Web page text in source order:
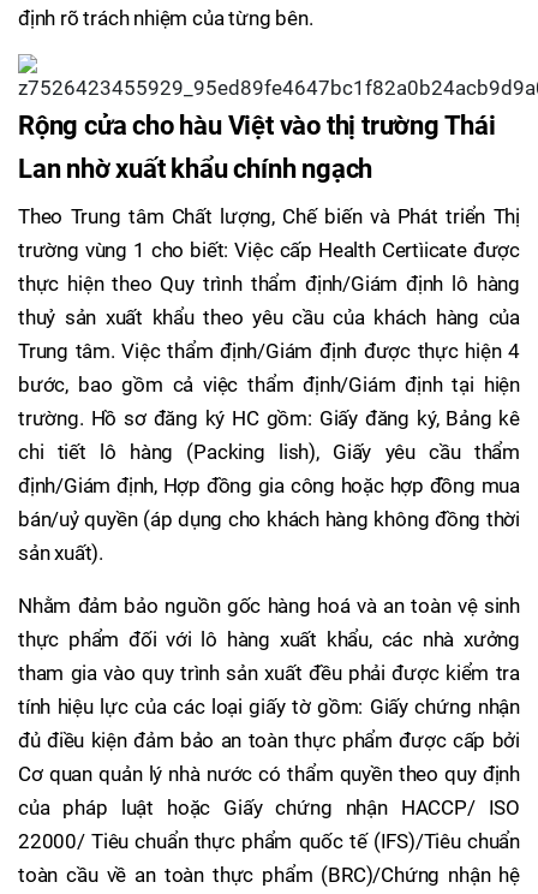
định rõ trách nhiệm của từng bên.
Rộng cửa cho hàu Việt vào thị trường Thái
Lan nhờ xuất khẩu chính ngạch
Theo Trung tâm Chất lượng, Chế biến và Phát triển Thị
trường vùng 1 cho biết: Việc cấp Health Certìicate được
thực hiện theo Quy trình thẩm định/Giám định lô hàng
thuỷ sản xuất khẩu theo yêu cầu của khách hàng của
Trung tâm. Việc thẩm định/Giám định được thực hiện 4
bước, bao gồm cả việc thẩm định/Giám định tại hiện
trường. Hồ sơ đăng ký HC gồm: Giấy đăng ký, Bảng kê
chi tiết lô hàng (Packing lish), Giấy yêu cầu thẩm
định/Giám định, Hợp đồng gia công hoặc hợp đồng mua
bán/uỷ quyền (áp dụng cho khách hàng không đồng thời
sản xuất).
Nhằm đảm bảo nguồn gốc hàng hoá và an toàn vệ sinh
thực phẩm đối với lô hàng xuất khẩu, các nhà xưởng
tham gia vào quy trình sản xuất đều phải được kiểm tra
tính hiệu lực của các loại giấy tờ gồm: Giấy chứng nhận
đủ điều kiện đảm bảo an toàn thực phẩm được cấp bởi
Cơ quan quản lý nhà nước có thẩm quyền theo quy định
của pháp luật hoặc Giấy chứng nhận HACCP/ ISO
22000/ Tiêu chuẩn thực phẩm quốc tế (IFS)/Tiêu chuẩn
toàn cầu về an toàn thực phẩm (BRC)/Chứng nhận hệ